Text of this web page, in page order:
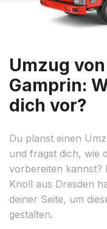
Umzug
Gamprin:
dich vor?
Du planst einen
und fragst dich, wie
vorbereiten kannst?
Knoll aus Dresden
deiner Seite, um
gestalten.